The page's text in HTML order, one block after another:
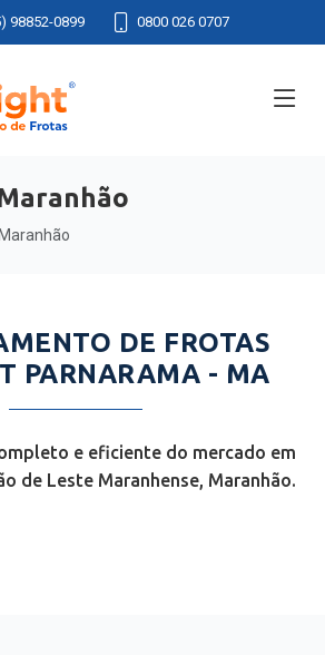
98852-0899 0800 026 0707
DE FROTAS
PARNARAMA - MA
e eficiente do mercado em
de Leste Maranhense, Maranhão.